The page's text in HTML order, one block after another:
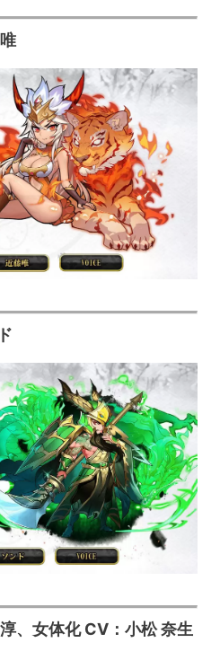
、女体化 CV：小松 奈生